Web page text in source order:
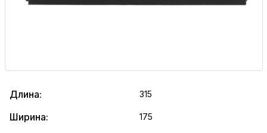
Длина: 315
Ширина: 175